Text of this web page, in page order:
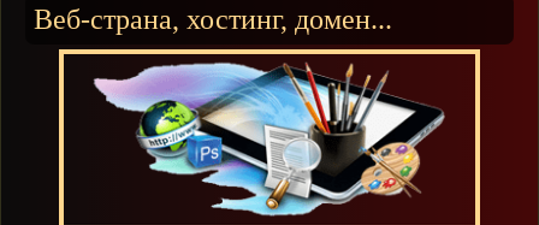
Веб-страна, хостинг, домен...